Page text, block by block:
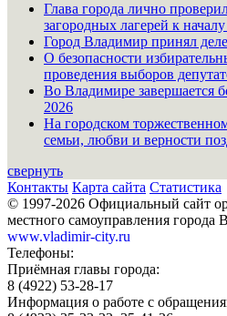
Глава города лично
загородных лагерей к началу
Город Владимир принял
О безопасности
проведения выборов
Во Владимире завершается
2026
На городском
семьи, любви и верности
свернуть
Контакты Карта сайта Статистика
© 1997-2026 Официальный сайт
местного самоуправления города
www.vladimir-city.ru
Телефоны:
Приёмная главы города:
8 (4922) 53-28-17
Информация о работе с